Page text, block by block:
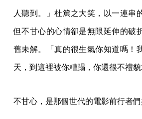
人聽到。」杜篤之大笑，以一連串
但不甘心的心情卻是無限延伸的破
舊未解。「真的很生氣你知道嗎！
天，到這裡被你糟蹋，你還很不禮貌
不甘心，是那個世代的電影前行者們